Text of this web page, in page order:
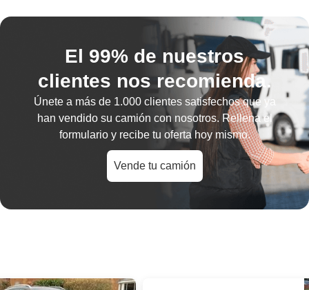
El 99% de nuestros
clientes nos recomienda.
Únete a más de 1.000 clientes satisfechosque ya
han vendido su camión con nosotros. Rellena el
formulario y recibe tu oferta hoy mismo.
Vende tu camión